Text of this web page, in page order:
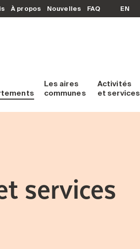
À propos Nouvelles FAQ EN
Les aires
communes
Activités
et services
services